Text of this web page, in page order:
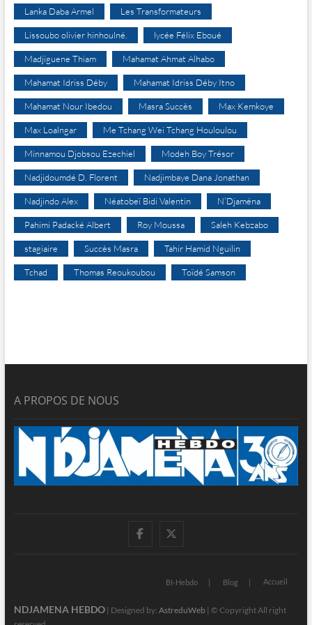
Lanka Daba Armel Les Transformateurs
Lissoubo olivier hinhoulné. lycée Félix Eboué
Madjiguene Thiam Mahamat Ahmat Alhabo
Mahamat Idriss Déby Mahamat Idriss Déby Itno
Mahamat Nour Ibedou Masra Succès Max Kemkoye
Max Loalngar Me Tchang Wei Tchang Houloulou
Minnamou Djobsou Ezechiel Modeh Boy Trésor
Nadjidoumdé D. Florent Nadjimbaye Dana Jonathan
Nadjindo Alex Néatobeï Bidi Valentin N’Djaména
Pahimi Padacké Albert Roy Moussa Saleh Kebzabo
stagiaire Succès Masra Tahir Hamid Nguilin
Tchad Thomas Reoukoubou Toïdé Samson
A PROPOS DE NOUS
facebook
BI-Hebdo Blog Accueil
NDJAMENA HEBDO| Designed by: AstreduWeb | © Copyright All right